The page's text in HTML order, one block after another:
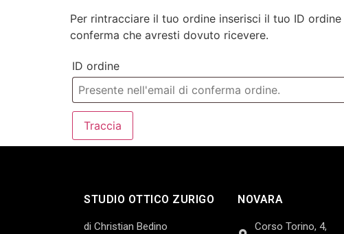
Per rintracciare il tuo ordine inserisci il tuo ID
conferma che avresti dovuto ricevere.
ID ordine
Traccia
STUDIO OTTICO ZURIGO
di Christian Bedino
NOVARA
Corso Torino, 4,